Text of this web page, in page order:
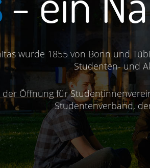
und Tübingen aus begründet
und Akademikerverband
1990 ist der
der Herren- und